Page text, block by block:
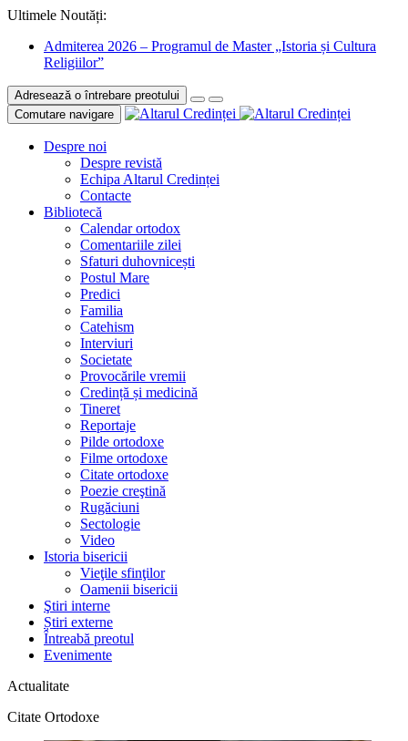
Ultimele Noutăți:
Admiterea 2026 – Programul de Master „Istoria și Cultura
Religiilor”
Adresează o întrebare preotului
Comutare navigare
Despre noi
Despre revistă
Echipa Altarul Credinței
Contacte
Bibliotecă
Calendar ortodox
Comentariile zilei
Sfaturi duhovnicești
Postul Mare
Predici
Familia
Catehism
Interviuri
Societate
Provocările vremii
Credință și medicină
Tineret
Reportaje
Pilde ortodoxe
Filme ortodoxe
Citate ortodoxe
Poezie creştină
Rugăciuni
Sectologie
Video
Istoria bisericii
Vieţile sfinţilor
Oamenii bisericii
Ştiri interne
Știri externe
Întreabă preotul
Evenimente
Actualitate
Citate Ortodoxe